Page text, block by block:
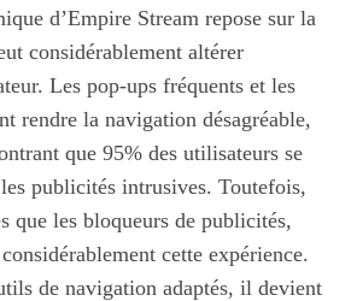
d’Empire Stream repose sur la
considérablement altérer
Les pop-ups fréquents et les
rendre la navigation désagréable,
que 95% des utilisateurs se
publicités intrusives. Toutefois,
que les bloqueurs de publicités,
cette expérience.
de navigation adaptés, il devient